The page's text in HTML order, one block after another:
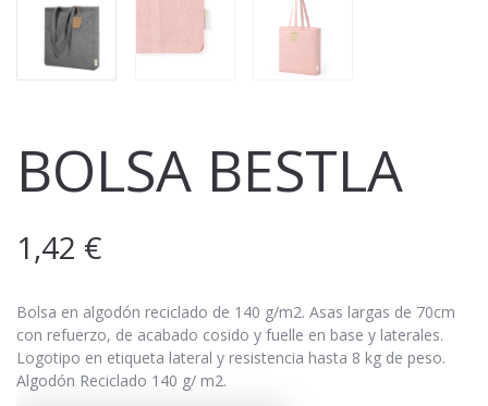
BOLSA BESTLA
1,42 €
Bolsa en algodón reciclado de 140 g/m2. Asas largas de 70cm
con refuerzo, de acabado cosido y fuelle en base y laterales.
Logotipo en etiqueta lateral y resistencia hasta 8 kg de peso.
Algodón Reciclado 140 g/ m2.